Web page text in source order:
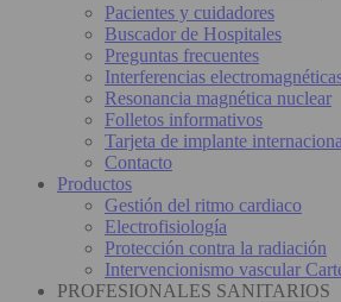
Pacientes y cuidadores
Buscador de Hospitales
Preguntas frecuentes
Interferencias
Resonancia magnética nuclear
Folletos informativos
Tarjeta de implante
Contacto
Productos
Gestión del ritmo cardiaco
Electrofisiología
Protección contra la radiación
Intervencionismo vascular
PROFESIONALES SANITARIOS